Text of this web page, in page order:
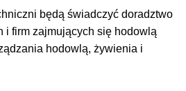
będą świadczyć doradztwo
i firm zajmujących się hodowlą
hodowlą, żywienia i